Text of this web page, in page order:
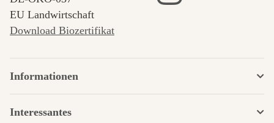
EU Landwirtschaft
Download Biozertifikat
Informationen
Interessantes